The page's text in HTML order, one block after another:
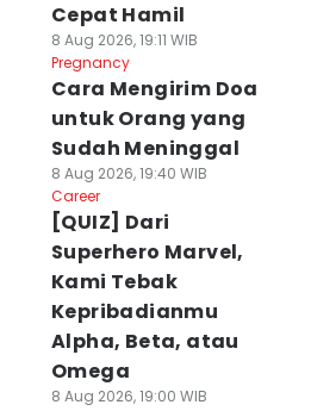
Cepat Hamil
8 Aug 2026, 19:11 WIB
Pregnancy
Cara Mengirim Doa
untuk Orang yang
Sudah Meninggal
8 Aug 2026, 19:40 WIB
Career
[QUIZ] Dari
Superhero Marvel,
Kami Tebak
Kepribadianmu
Alpha, Beta, atau
Omega
8 Aug 2026, 19:00 WIB